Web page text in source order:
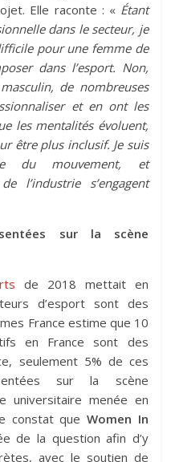
Elle raconte : « Étant
dans le secteur, je
pour une femme de
dans l’esport. Non,
de nombreuses
et en ont les
les mentalités évoluent,
être plus inclusif. Je suis
du mouvement, et
l’industrie s’engagent
sur la scène
de 2018 mettait en
d’esport sont des
France estime que 10
en France sont des
seulement 5% de ces
sur la scène
universitaire menée en
constat que Women In
de la question afin d’y
avec le soutien de